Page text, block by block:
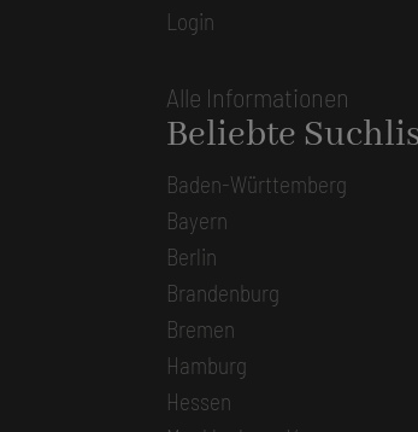
Login
Alle Informationen
Beliebte
Baden-Württemberg
Bayern
Berlin
Brandenburg
Bremen
Hamburg
Hessen